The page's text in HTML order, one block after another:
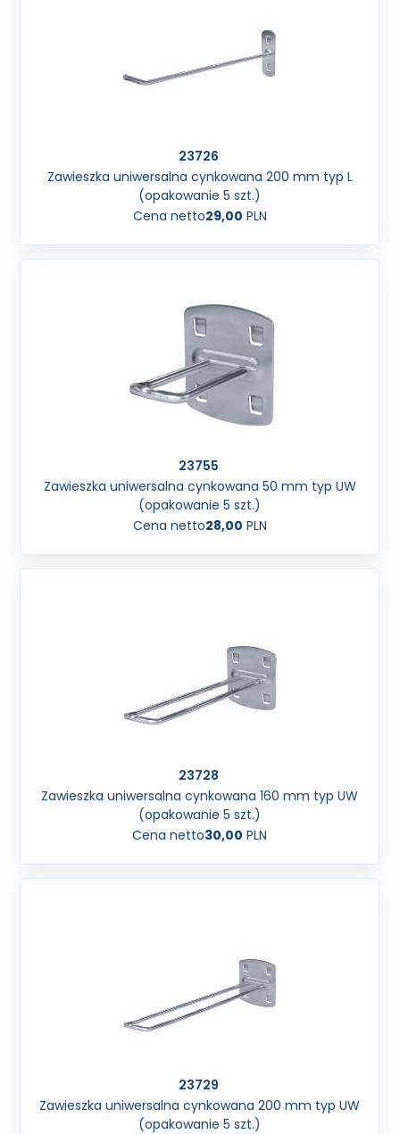
23726
Zawieszka uniwersalna cynkowana 200 mm typ L
(opakowanie 5 szt.)
Cena netto29,00 PLN
23755
Zawieszka uniwersalna cynkowana 50 mm typ UW
(opakowanie 5 szt.)
Cena netto28,00 PLN
23728
Zawieszka uniwersalna cynkowana 160 mm typ UW
(opakowanie 5 szt.)
Cena netto30,00 PLN
23729
Zawieszka uniwersalna cynkowana 200 mm typ UW
(opakowanie 5 szt.)